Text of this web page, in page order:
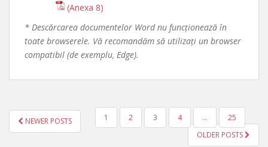
(Anexa 8)
* Descărcarea documentelor Word nu funcționează în
toate browserele. Vă recomandăm să utilizați un browser
compatibil (de exemplu, Edge).
NAVIGARE ÎN ARTICOLE
NEWER POSTS 1 2 3 4 …
25
OLDER POSTS